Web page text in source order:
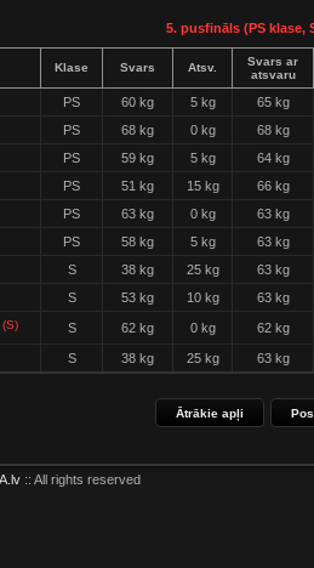
5. pusfināls (PS klase,
Klase Svars Atsv.
Svars ar
atsvaru
PS 60 kg 5 kg
65 kg
PS 68 kg 0 kg
68 kg
PS 59 kg 5 kg
64 kg
PS 51 kg 15 kg
66 kg
PS 63 kg 0 kg
63 kg
PS 58 kg 5 kg
63 kg
S 38 kg 25 kg
63 kg
S 53 kg 10 kg 63 kg
(S) S 62 kg 0 kg 62 kg
S 38 kg 25 kg 63 kg
Ātrākie apļi
:: All rights reserved